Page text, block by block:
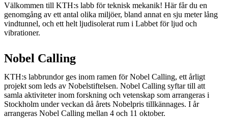
Välkommen till KTH:s labb för teknisk mekanik! Här får du en
genomgång av ett antal olika miljöer, bland annat en sju meter lång
vindtunnel, och ett helt ljudisolerat rum i Labbet för ljud och
vibrationer.​​​​​
Nobel Calling
KTH:s labbrundor ges inom ramen för Nobel Calling, ett årligt
projekt som leds av Nobelstiftelsen. Nobel Calling syftar till att
samla aktiviteter inom forskning och vetenskap som arrangeras i
Stockholm under veckan då årets Nobelpris tillkännages. I år
arrangeras Nobel Calling mellan 4 och 11 oktober.